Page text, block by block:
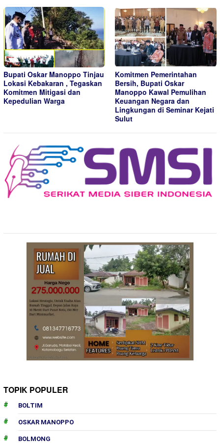
Bupati Oskar Manoppo Tinjau
Lokasi Kebakaran , Tegaskan
Komitmen Mitigasi dan
Kepedulian Warga
Komitmen Pemerintahan
Bersih, Bupati Oskar
Manoppo Kawal Pemulihan
Keuangan Negara dan
Lingkungan di Seminar Kejati
Sulut
TOPIK POPULER
BOLTIM
OSKAR MANOPPO
BOLMONG